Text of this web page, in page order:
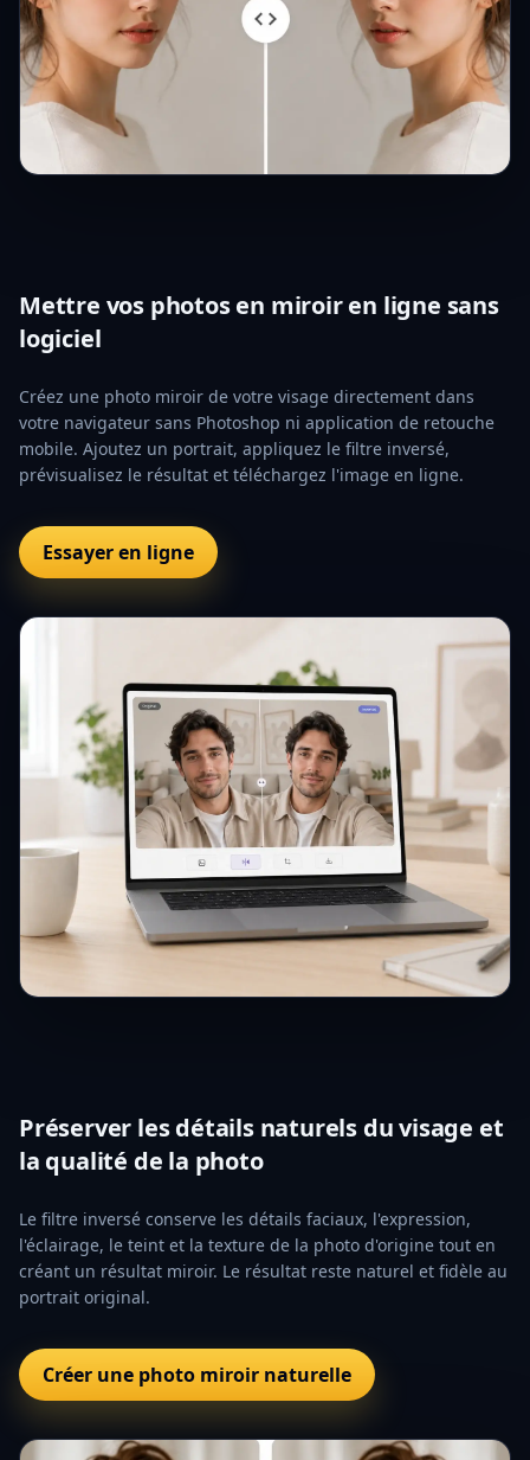
Mettre vos photos en miroir en ligne sans
logiciel
Créez une photo miroir de votre visage directement dans
votre navigateur sans Photoshop ni application de retouche
mobile. Ajoutez un portrait, appliquez le filtre inversé,
prévisualisez le résultat et téléchargez l'image en ligne.
Essayer en ligne
Préserver les détails naturels du visage et
la qualité de la photo
Le filtre inversé conserve les détails faciaux, l'expression,
l'éclairage, le teint et la texture de la photo d'origine tout en
créant un résultat miroir. Le résultat reste naturel et fidèle au
portrait original.
Créer une photo miroir naturelle